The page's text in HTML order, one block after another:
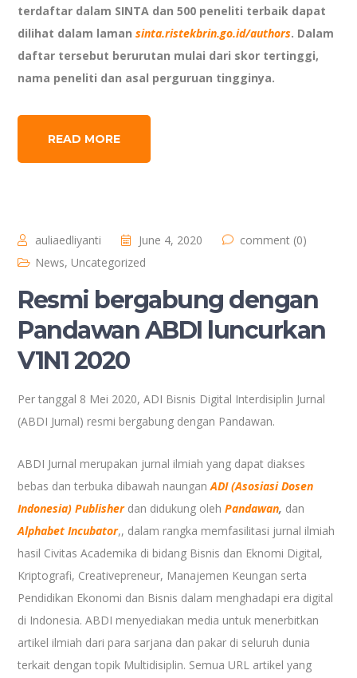
terdaftar dalam SINTA dan 500 peneliti terbaik dapat
dilihat dalam lamansinta.ristekbrin.go.id/authors. Dalam
daftar tersebut berurutan mulai dari skor tertinggi,
nama peneliti dan asal perguruan tingginya.
READ MORE
auliaedliyanti June 4, 2020
comment (0)
News, Uncategorized
Resmi bergabung dengan
Pandawan ABDI luncurkan
V1N1 2020
Per tanggal 8 Mei 2020, ADI Bisnis Digital Interdisiplin Jurnal
(ABDI Jurnal) resmi bergabung dengan Pandawan.
ABDI Jurnal merupakan jurnal ilmiah yang dapat diakses
bebas dan terbuka dibawah naunganADI (Asosiasi Dosen
Indonesia) Publisherdan didukung oleh Pandawan, dan
Alphabet Incubator,, dalam rangka memfasilitasi jurnal ilmiah
hasil Civitas Academika di bidang Bisnis dan Eknomi Digital,
Kriptografi, Creativepreneur, Manajemen Keungan serta
Pendidikan Ekonomi dan Bisnis dalam menghadapi era digital
di Indonesia. ABDI menyediakan media untuk menerbitkan
artikel ilmiah dari para sarjana dan pakar di seluruh dunia
terkait dengan topik Multidisiplin. Semua URL artikel yang